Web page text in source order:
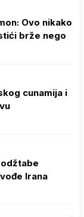
Ovo nikako
brže nego
cunamija i
Irana